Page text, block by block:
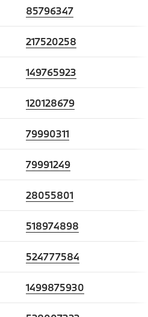
85796347
217520258
149765923
120128679
79990311
79991249
28055801
518974898
524777584
1499875930